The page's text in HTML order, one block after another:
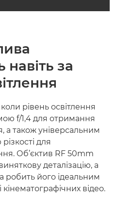
навіть за
рівень освітлення
f/1,4 для отримання
а також універсальним
для
Об’єктив RF 50mm
деталізацію, а
робить його ідеальним
відео.